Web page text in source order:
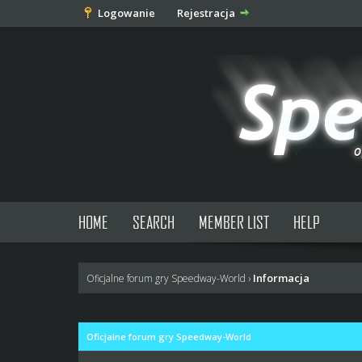
Logowanie Rejestracja
HOME SEARCH MEMBER LIST HELP
Oficjalne forum gry Speedway-World › Informacja
Oficjalne forum gry Speedway-World